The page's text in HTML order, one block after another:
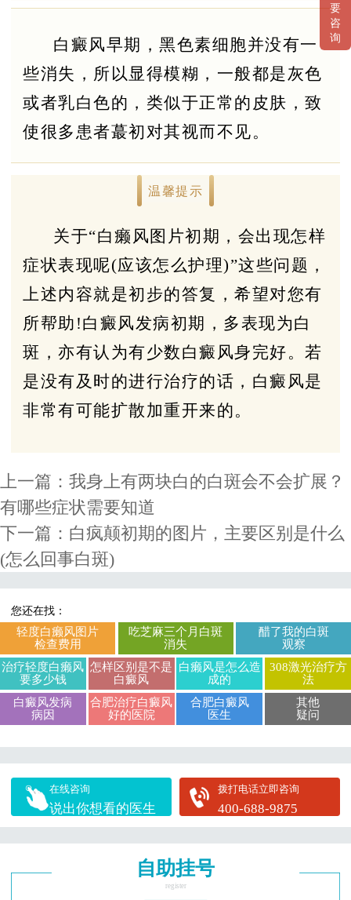
白癜风早期，黑色素细胞并没有一
些消失，所以显得模糊，一般都是灰色
或者乳白色的，类似于正常的皮肤，致
使很多患者蕞初对其视而不见。
温馨提示
关于“白癞风图片初期，会出现怎样
症状表现呢(应该怎么护理)”这些问题，
上述内容就是初步的答复，希望对您有
所帮助!白癜风发病初期，多表现为白
斑，亦有认为有少数白癜风身完好。若
是没有及时的进行治疗的话，白癜风是
非常有可能扩散加重开来的。
上一篇： 我身上有两块白的白斑会不会扩展？
有哪些症状需要知道
下一篇： 白疯颠初期的图片，主要区别是什么
(怎么回事白斑)
您还在找：
轻度白癞风图片
检查费用
吃芝麻三个月白斑
消失
醋了我的白斑
观察
治疗轻度白癞风
要多少钱
怎样区别是不是
白癜风
白癞风是怎么造
成的
308激光治疗方
法
白癜风发病
病因
合肥治疗白癜风
好的医院
合肥白癜风
医生
其他
疑问
在线咨询
说出你想看的医生
拨打电话立即咨询
400-688-9875
自助挂号
register
要
咨
询